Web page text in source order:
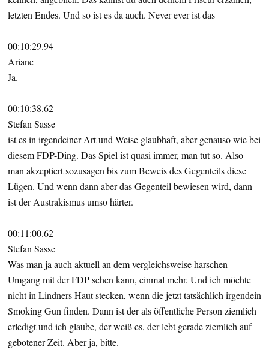
letzten Endes. Und so ist es da auch. Never ever ist das
00:10:29.94
Ariane
Ja.
00:10:38.62
Stefan Sasse
ist es in irgendeiner Art und Weise glaubhaft, aber genauso wie bei
diesem FDP-Ding. Das Spiel ist quasi immer, man tut so. Also
man akzeptiert sozusagen bis zum Beweis des Gegenteils diese
Lügen. Und wenn dann aber das Gegenteil bewiesen wird, dann
ist der Austrakismus umso härter.
00:11:00.62
Stefan Sasse
Was man ja auch aktuell an dem vergleichsweise harschen
Umgang mit der FDP sehen kann, einmal mehr. Und ich möchte
nicht in Lindners Haut stecken, wenn die jetzt tatsächlich irgendein
Smoking Gun finden. Dann ist der als öffentliche Person ziemlich
erledigt und ich glaube, der weiß es, der lebt gerade ziemlich auf
gebotener Zeit. Aber ja, bitte.